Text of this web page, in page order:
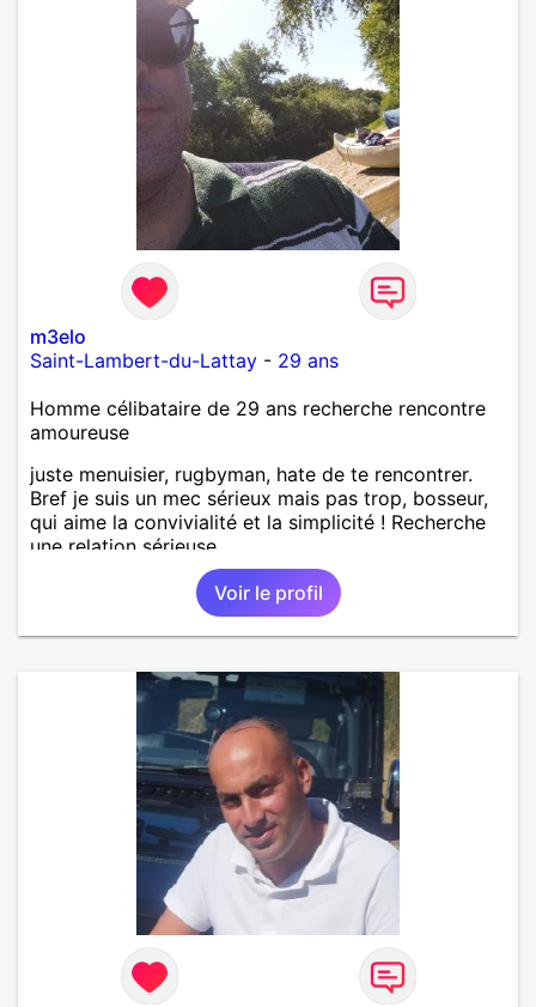
m3elo
Saint-Lambert-du-Lattay - 29 ans
Homme célibataire de 29 ans recherche rencontre
amoureuse
juste menuisier, rugbyman, hate de te rencontrer.
Bref je suis un mec sérieux mais pas trop, bosseur,
qui aime la convivialité et la simplicité ! Recherche
une relation sérieuse.
Voir le profil